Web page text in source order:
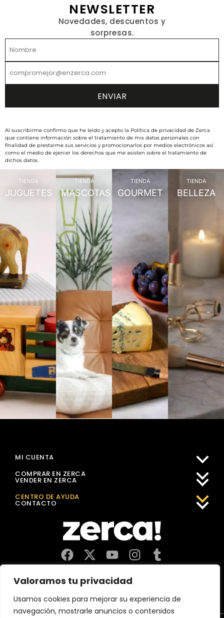
Valoramos tu privacidad
Usamos cookies para mejorar su experiencia de
navegación, mostrarle anuncios o contenidos
NEWSLETTER
Novedades, descuentos y
sorpresas.
Al suscribirme confirmo que he leído y acepto la Política de privacidad de Zerca
que contiene información sobre el tratamiento de mis datos personales con
finalidad de prestarme sus servicios y promocionarlos por medios electrónicos así
como el medio de ejercer los derechos que me asisten sobre el tratamiento de
dichos datos.
TIENDA
JUGUETES
TIENDA
MASCOTAS
TIENDA
GOURMET
TIENDA
BELLEZA
Comercios, productores y distribuidores locales. Pagan
impuestos aquí, y dinamizan economía y empleo en tu
MI CUENTA
COMPRAR EN ZERCA
VENDER EN ZERCA
CENTRO DE AYUDA
CONTACTO